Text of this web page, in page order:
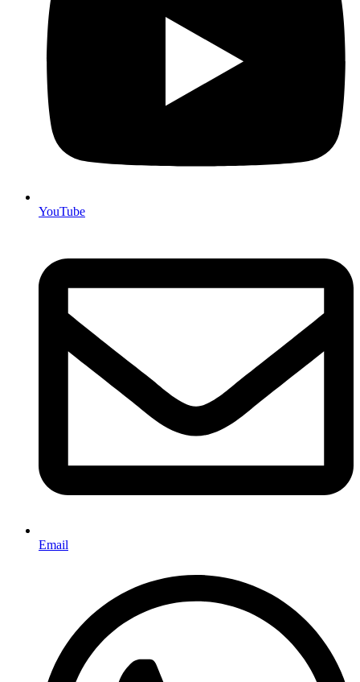
YouTube
Email